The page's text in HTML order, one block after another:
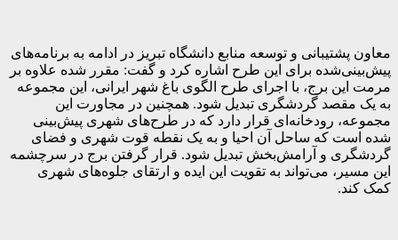
معاون پشتیبانی و توسعه منابع دانشگاه تبریز در ادامه به برنامه‌های
پیش‌بینی‌شده برای این طرح اشاره کرد و گفت: مقرر شده علاوه بر
مرمت این برج، با اجرای طرح الگوی باغ شهر ایرانی، این مجموعه
به یک مقصد گردشگری تبدیل شود. همچنین در مجاورت این
مجموعه، رودخانه‌ای قرار دارد که در طرح‌های شهری پیش‌بینی
شده است که ساحل آن احیا و به یک نقطه قوت شهری و فضای
گردشگری و آرامش‌بخش تبدیل شود. قرار گرفتن برج در سرچشمه
این مسیر، می‌تواند به تقویت این ایده و ارتقای جلوه‌های شهری
کمک کند.